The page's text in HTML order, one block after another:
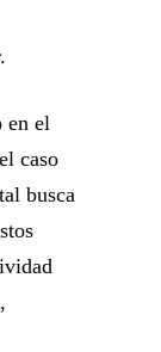
en el
caso
busca